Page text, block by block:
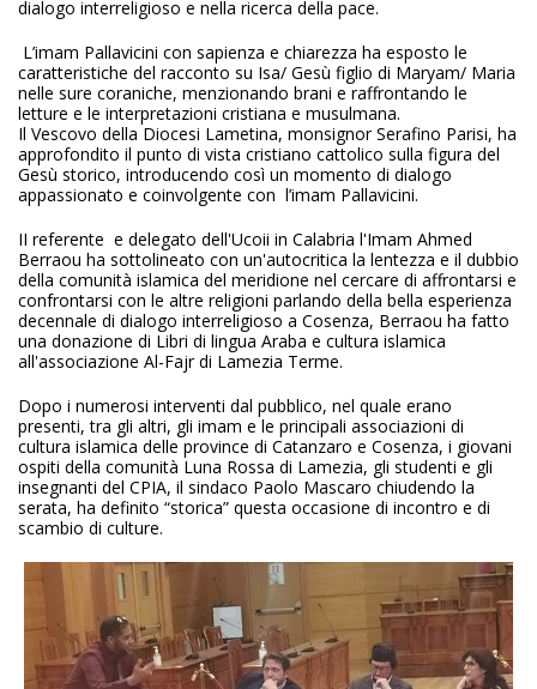
dialogo interreligioso e nella ricerca della pace.
L’imam Pallavicini con sapienza e chiarezza ha esposto le
caratteristiche del racconto su Isa/ Gesù figlio di Maryam/ Maria
nelle sure coraniche, menzionando brani e raffrontando le
letture e le interpretazioni cristiana e musulmana.
Il Vescovo della Diocesi Lametina, monsignor Serafino Parisi, ha
approfondito il punto di vista cristiano cattolico sulla figura del
Gesù storico, introducendo così un momento di dialogo
appassionato e coinvolgente con l’imam Pallavicini.
II referente e delegato dell'Ucoii in Calabria l'Imam Ahmed
Berraou ha sottolineato con un'autocritica la lentezza e il dubbio
della comunità islamica del meridione nel cercare di affrontarsi e
confrontarsi con le altre religioni parlando della bella esperienza
decennale di dialogo interreligioso a Cosenza, Berraou ha fatto
una donazione di Libri di lingua Araba e cultura islamica
all'associazione Al-Fajr di Lamezia Terme.
Dopo i numerosi interventi dal pubblico, nel quale erano
presenti, tra gli altri, gli imam e le principali associazioni di
cultura islamica delle province di Catanzaro e Cosenza, i giovani
ospiti della comunità Luna Rossa di Lamezia, gli studenti e gli
insegnanti del CPIA, il sindaco Paolo Mascaro chiudendo la
serata, ha definito “storica” questa occasione di incontro e di
scambio di culture.